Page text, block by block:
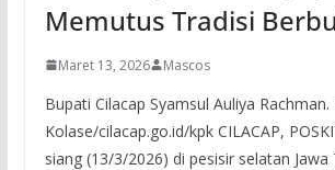
Memutus Tradisi
Maret 13, 2026 Mascos
Bupati Cilacap Syamsul Auliya Rachman.
Kolase/cilacap.go.id/kpk CILACAP,
siang (13/3/2026) di pesisir selatan Jawa